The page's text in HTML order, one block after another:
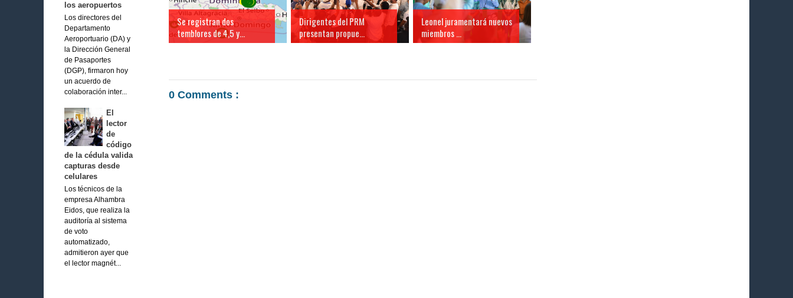
los aeropuertos
Los directores del
Departamento
Aeroportuario (DA) y
la Dirección General
de Pasaportes
(DGP), firmaron hoy
un acuerdo de
colaboración inter...
El
lector
de
código
de la cédula valida
capturas desde
celulares
Los técnicos de la
empresa Alhambra
Eidos, que realiza la
auditoría al sistema
de voto
automatizado,
admitieron ayer que
el lector magnét...
Se registran dos
temblores de 4,5 y...
Dirigentes del PRM
presentan propue...
Leonel juramentará nuevos
miembros ...
0 Comments :